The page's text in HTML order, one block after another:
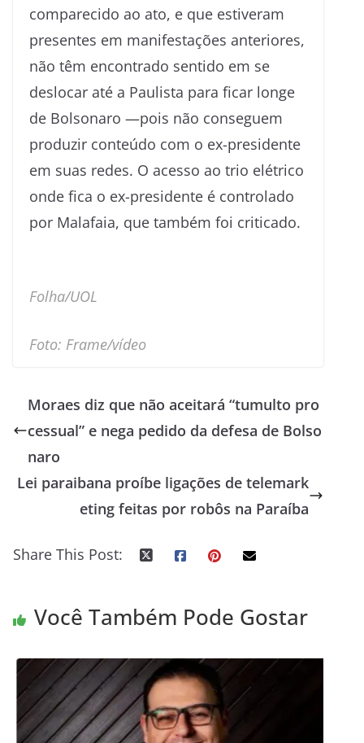
comparecido ao ato, e que estiveram
presentes em manifestações anteriores,
não têm encontrado sentido em se
deslocar até a Paulista para ficar longe
de Bolsonaro —pois não conseguem
produzir conteúdo com o ex-presidente
em suas redes. O acesso ao trio elétrico
onde fica o ex-presidente é controlado
por Malafaia, que também foi criticado.
Folha/UOL
Foto: Frame/vídeo
Moraes diz que não aceitará “tumulto pro
cessual” e nega pedido da defesa de Bolso
naro
Lei paraibana proíbe ligações de telemark
eting feitas por robôs na Paraíba
Share This Post:
Você Também Pode Gostar